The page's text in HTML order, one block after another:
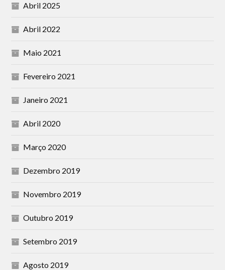
Abril 2025
Abril 2022
Maio 2021
Fevereiro 2021
Janeiro 2021
Abril 2020
Março 2020
Dezembro 2019
Novembro 2019
Outubro 2019
Setembro 2019
Agosto 2019